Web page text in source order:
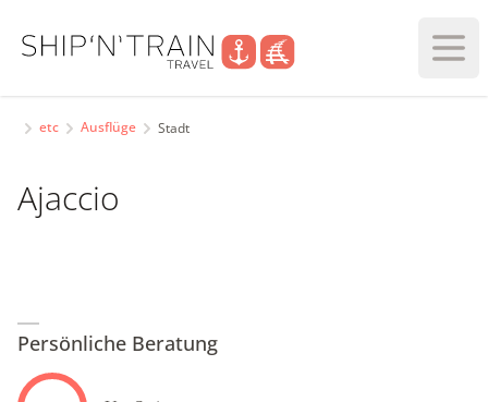
etc Ausflüge Stadt
Ajaccio
Persönliche Beratung